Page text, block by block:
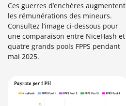
Ces guerres d’enchères augmentent
les rémunérations des mineurs.
Consultez l’image ci-dessous pour
une comparaison entre NiceHash et
quatre grands pools FPPS pendant
mai 2025.